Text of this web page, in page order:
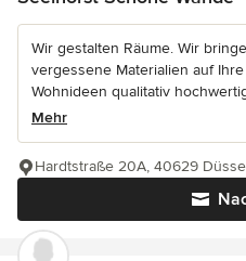
Wir gestalten Räume. Wir
vergessene Materialien auf
Wohnideen qualitativ
Mehr
Hardtstraße 20A, 40629